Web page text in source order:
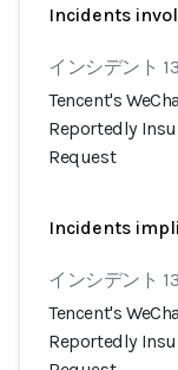
Incidents
インシデント
Tencent's
Reportedly
Request
Incidents
インシデント
Tencent's
Reportedly